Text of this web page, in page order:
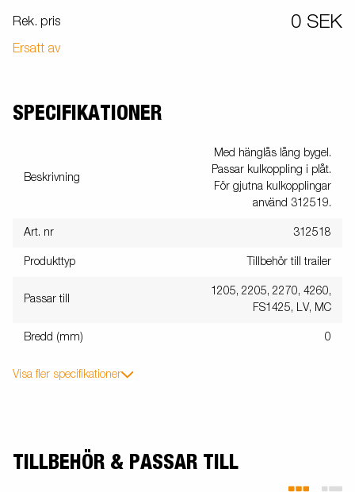
Rek. pris 0 SEK
Ersatt av
SPECIFIKATIONER
Beskrivning
Med hänglås lång bygel.
Passar kulkoppling i plåt.
För gjutna kulkopplingar
använd 312519.
Art. nr 312518
Produkttyp Tillbehör till trailer
Passar till
1205, 2205, 2270, 4260,
FS1425, LV, MC
Bredd (mm) 0
Visa fler specifikationer
TILLBEHÖR & PASSAR TILL